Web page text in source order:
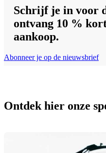
Schrijf je in voor
ontvang 10 %
aankoop.
Abonneer je op de nieuwsbrief
Ontdek hier onze